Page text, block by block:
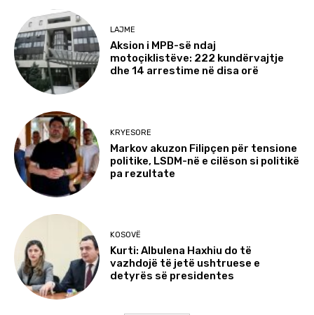
LAJME
Aksion i MPB-së ndaj
motoçiklistëve: 222 kundërvajtje
dhe 14 arrestime në disa orë
KRYESORE
Markov akuzon Filipçen për tensione
politike, LSDM-në e cilëson si politikë
pa rezultate
KOSOVË
Kurti: Albulena Haxhiu do të
vazhdojë të jetë ushtruese e
detyrës së presidentes